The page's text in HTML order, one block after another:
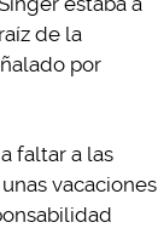
de la
por
faltar a las
vacaciones